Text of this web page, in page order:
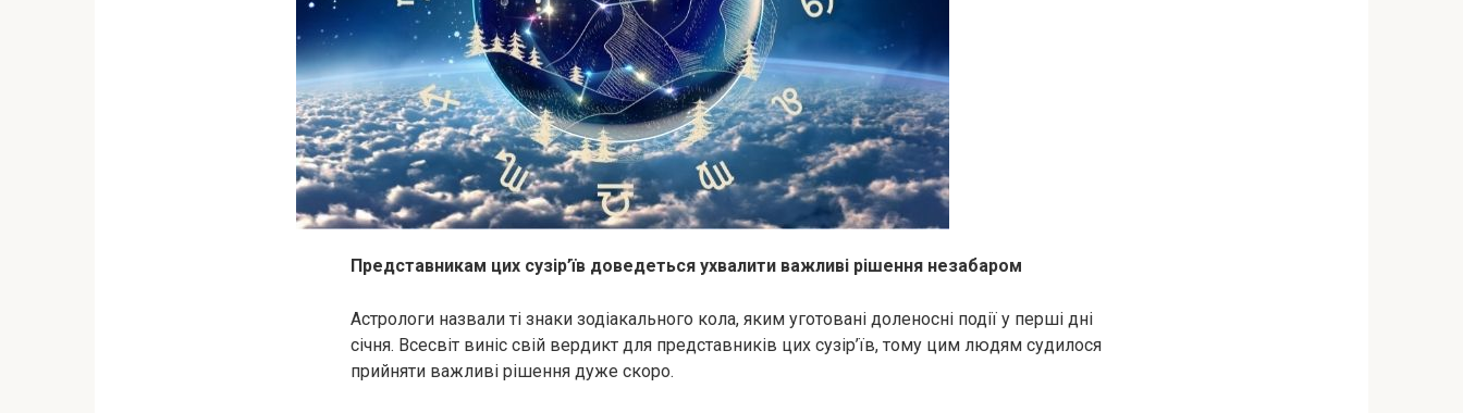
Представникам цих сузір’їв доведеться ухвалити важливі рішення незабаром
Астрологи назвали ті знаки зодіакального кола, яким уготовані доленосні події у перші дні
січня. Всесвіт виніс свій вердикт для представників цих сузір’їв, тому цим людям судилося
прийняти важливі рішення дуже скоро.